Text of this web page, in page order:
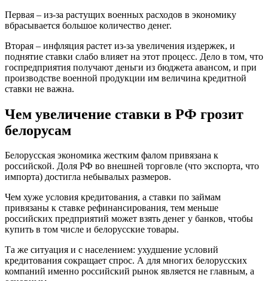
Первая – из-за растущих военных расходов в экономику
вбрасывается большое количество денег.
Вторая – инфляция растет из-за увеличения издержек, и
поднятие ставки слабо влияет на этот процесс. Дело в том, что
госпредприятия получают деньги из бюджета авансом, и при
производстве военной продукции им величина кредитной
ставки не важна.
Чем увеличение ставки в РФ грозит
белорусам
Белорусская экономика жестким фалом привязана к
российской. Доля РФ во внешней торговле (что экспорта, что
импорта) достигла небывалых размеров.
Чем хуже условия кредитования, а ставки по займам
привязаны к ставке рефинансирования, тем меньше
российских предприятий может взять денег у банков, чтобы
купить в том числе и белорусские товары.
Та же ситуация и с населением: ухудшение условий
кредитования сокращает спрос. А для многих белорусских
компаний именно российский рынок является не главным, а